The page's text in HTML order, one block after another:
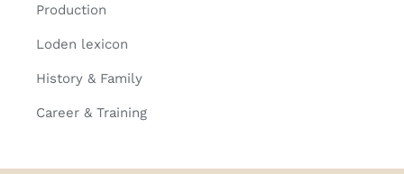
Production
Loden lexicon
History & Family
Career & Training